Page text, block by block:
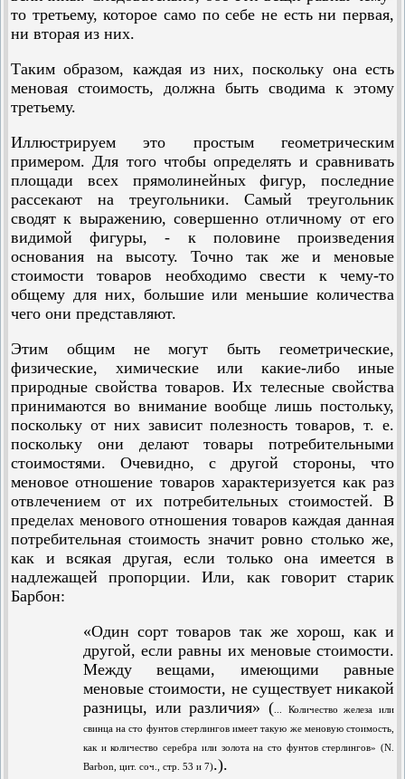
то третьему, которое само по себе не есть ни первая,
ни вторая из них.
Таким образом, каждая из них, поскольку она есть
меновая стоимость, должна быть сводима к этому
третьему.
Иллюстрируем это простым геометрическим
примером. Для того чтобы определять и сравнивать
площади всех прямолинейных фигур, последние
рассекают на треугольники. Самый треугольник
сводят к выражению, совершенно отличному от его
видимой фигуры, - к половине произведения
основания на высоту. Точно так же и меновые
стоимости товаров необходимо свести к чему-то
общему для них, большие или меньшие количества
чего они представляют.
Этим общим не могут быть геометрические,
физические, химические или какие-либо иные
природные свойства товаров. Их телесные свойства
принимаются во внимание вообще лишь постольку,
поскольку от них зависит полезность товаров, т. е.
поскольку они делают товары потребительными
стоимостями. Очевидно, с другой стороны, что
меновое отношение товаров характеризуется как раз
отвлечением от их потребительных стоимостей. В
пределах менового отношения товаров каждая данная
потребительная стоимость значит ровно столько же,
как и всякая другая, если только она имеется в
надлежащей пропорции. Или, как говорит старик
Барбон:
«Один сорт товаров так же хорош, как и
другой, если равны их меновые стоимости.
Между вещами, имеющими равные
меновые стоимости, не существует никакой
разницы, или различия» ( ... Количество железа или
свинца на сто фунтов стерлингов имеет такую же меновую стоимость,
как и количество серебра или золота на сто фунтов стерлингов» (N.
Barbon, цит. соч., стр. 53 и 7).).